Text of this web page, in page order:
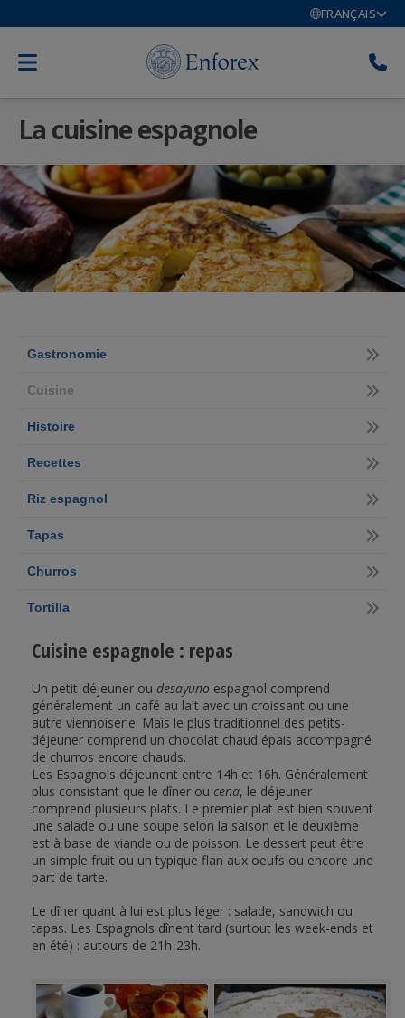
FRANÇAIS
La cuisine espagnole
Gastronomie
Cuisine
Histoire
Recettes
Riz espagnol
Tapas
Churros
Tortilla
Cuisine espagnole : repas
Un petit-déjeuner ou desayuno espagnol comprend
généralement un café au lait avec un croissant ou une
autre viennoiserie. Mais le plus traditionnel des petits-
déjeuner comprend un chocolat chaud épais accompagné
de churros encore chauds.
Les Espagnols déjeunent entre 14h et 16h. Généralement
plus consistant que le dîner ou cena, le déjeuner
comprend plusieurs plats. Le premier plat est bien souvent
une salade ou une soupe selon la saison et le deuxième
est à base de viande ou de poisson. Le dessert peut être
un simple fruit ou un typique flan aux oeufs ou encore une
part de tarte.
Le dîner quant à lui est plus léger : salade, sandwich ou
tapas. Les Espagnols dînent tard (surtout les week-ends et
en été) : autours de 21h-23h.